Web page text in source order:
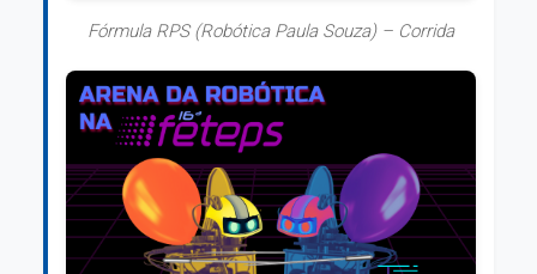
Fórmula RPS (Robótica Paula Souza) – Corrida